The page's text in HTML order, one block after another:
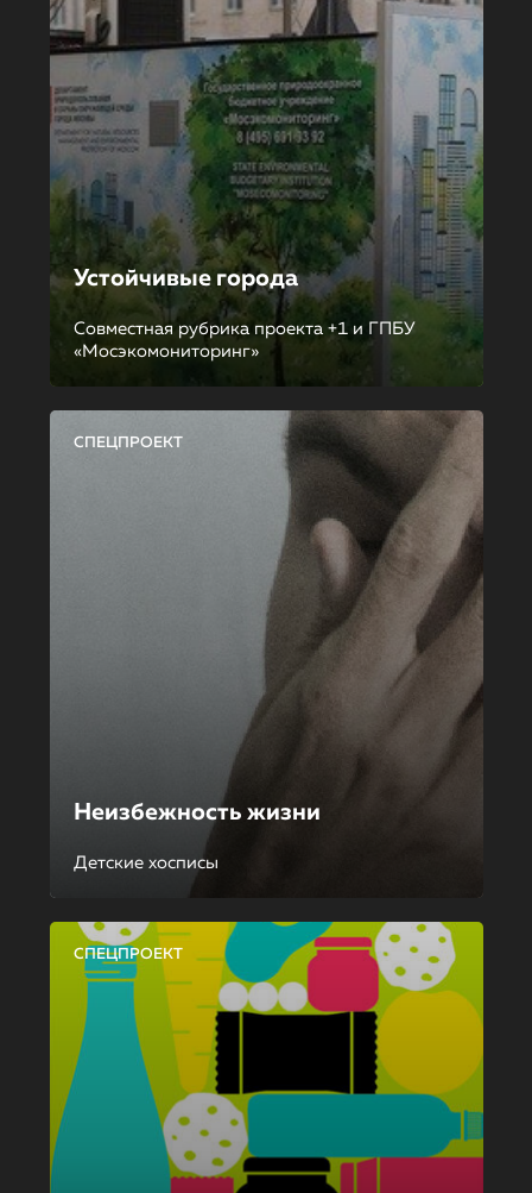
Устойчивые города
Совместная рубрика проекта +1 и ГПБУ
«Мосэкомониторинг»
СПЕЦПРОЕКТ
Неизбежность жизни
Детские хосписы
СПЕЦПРОЕКТ